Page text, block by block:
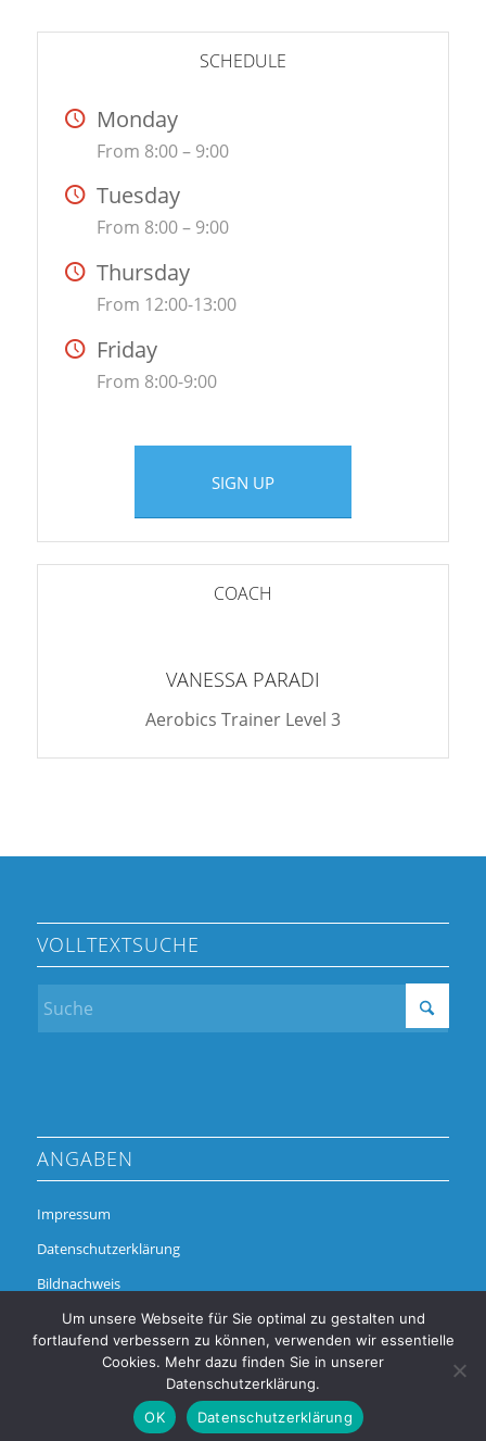
SCHEDULE
Monday
From 8:00 – 9:00
Tuesday
From 8:00 – 9:00
Thursday
From 12:00-13:00
Friday
From 8:00-9:00
SIGN UP
COACH
VANESSA PARADI
Aerobics Trainer Level 3
VOLLTEXTSUCHE
ANGABEN
Impressum
Datenschutzerklärung
Bildnachweis
© Copyright - Alchimedus Management GmbH
Um unsere Webseite für Sie optimal zu gestalten und
fortlaufend verbessern zu können, verwenden wir essentielle
Cookies. Mehr dazu finden Sie in unserer
Datenschutzerklärung.
OK
Datenschutzerklärung